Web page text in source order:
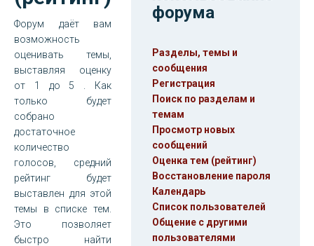
Форум даёт вам
возможность
оценивать темы,
выставляя оценку
от 1 до 5 . Как
только будет
собрано
достаточное
количество
голосов, средний
рейтинг будет
выставлен для этой
темы в списке тем.
Это позволяет
быстро найти
форума
Разделы, темы и
сообщения
Регистрация
Поиск по разделам и
темам
Просмотр новых
сообщений
Оценка тем (рейтинг)
Восстановление пароля
Календарь
Список пользователей
Общение с другими
пользователями